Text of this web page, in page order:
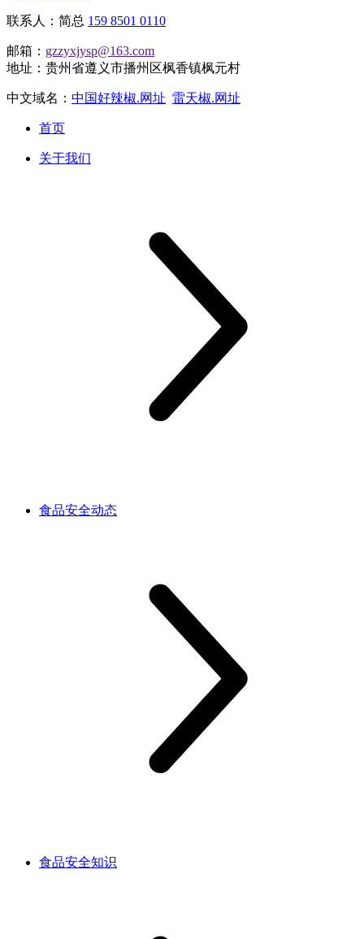
联系人：简总 159 8501 0110
邮箱： gzzyxjysp@163.com
地址：贵州省遵义市播州区枫香镇枫元村
中文域名： 中国好辣椒.网址 雷天椒.网址
首页
关于我们
食品安全动态
食品安全知识